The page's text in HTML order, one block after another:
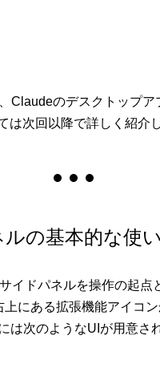
Claudeのデスクトップア
次回以降で詳しく紹介し
ルの基本的な使
イドパネルを操作の起点
にある拡張機能アイコ
は次のようなUIが用意さ